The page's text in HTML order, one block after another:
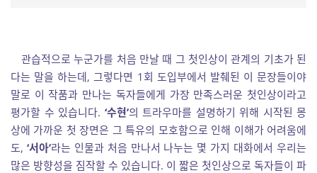
관습적으로 누군가를 처음 만날 때 그 첫인상이 관계의 기초가 된
다는 말을 하는데, 그렇다면 1회 도입부에서 발췌된 이 문장들이야
말로 이 작품과 만나는 독자들에게 가장 만족스러운 첫인상이라고
평가할 수 있습니다. ‘수현’의 트라우마를 설명하기 위해 시작된 몽
상에 가까운 첫 장면은 그 특유의 모호함으로 인해 이해가 어려움에
도, ‘서아’라는 인물과 처음 만나서 나누는 몇 가지 대화에서 우리는
많은 방향성을 짐작할 수 있습니다. 이 짧은 첫인상으로 독자들이 파